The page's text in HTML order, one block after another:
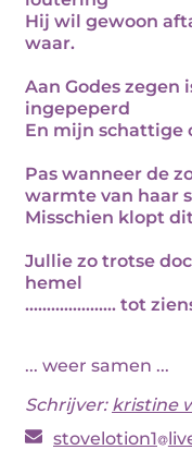
Hij wil gewoon
waar.
Aan Godes zegen
ingepeperd
En mijn schattige
Pas wanneer de
warmte van haar
Misschien klopt
Jullie zo trotse
hemel
..................... tot
... weer samen ...
Schrijver: kristine
stovelotion1